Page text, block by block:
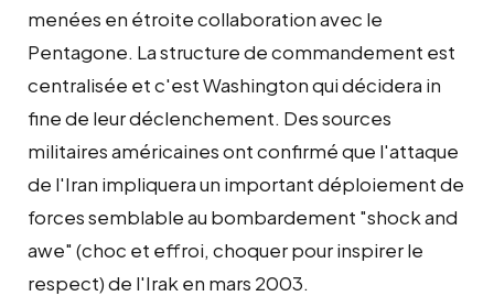
menées en étroite collaboration avec le
Pentagone. La structure de commandement est
centralisée et c'est Washington qui décidera in
fine de leur déclenchement. Des sources
militaires américaines ont confirmé que l'attaque
de l'Iran impliquera un important déploiement de
forces semblable au bombardement "shock and
awe" (choc et effroi, choquer pour inspirer le
respect) de l'Irak en mars 2003.